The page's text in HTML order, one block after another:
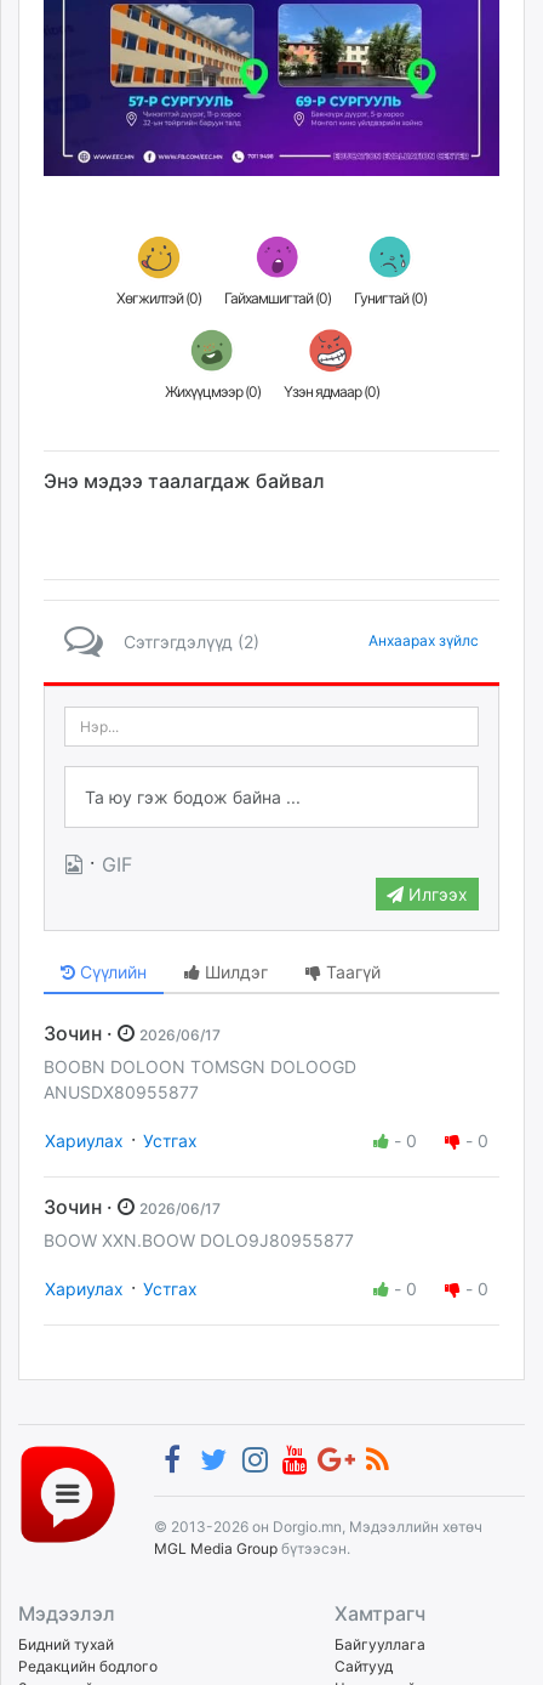
Хөгжилтэй (0) Гайхамшигтай (0) Гунигтай (0)
Жихүүцмээр (0) Үзэн ядмаар (0)
Энэ мэдээ таалагдаж байвал
Сэтгэгдэлүүд (2) Анхаарах зүйлс
· GIF
Илгээх
Сүүлийн Шилдэг Таагүй
Зочин · 2026/06/17
BOOBN DOLOON TOMSGN DOLOOGD
ANUSDX80955877
Хариулах · Устгах - 0 - 0
Зочин · 2026/06/17
BOOW XXN.BOOW DOLO9J80955877
Хариулах · Устгах - 0 - 0
© 2013-2026 он Dorgio.mn, Мэдээллийн хөтөч
MGL Media Group бүтээсэн.
Мэдээлэл
Бидний тухай
Редакцийн бодлого
Хамтрагч
Байгууллага
Сайтууд